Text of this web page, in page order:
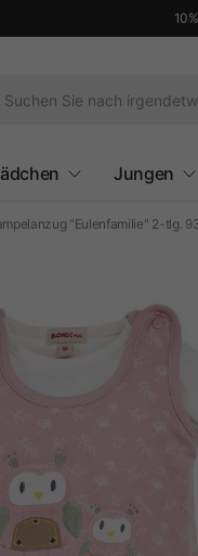
Jungen
"Eulenfamilie" 2-tlg.